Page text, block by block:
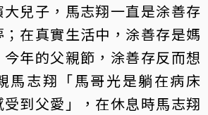
兒子，馬志翔一直是涂善存
在真實生活中，涂善存是媽
年的父親節，涂善存反而想
馬志翔「馬哥光是躺在病床
到父愛」，在休息時馬志翔